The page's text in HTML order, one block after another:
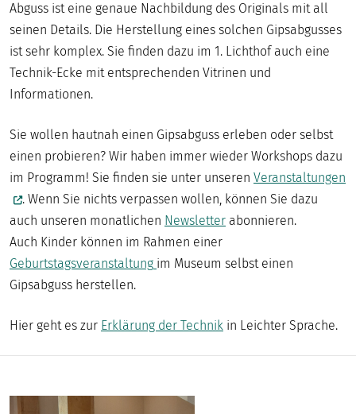
Main navigation
IHR
ANTIKE
FÜR
DIGITAL
MUSEUM
Abguss ist eine genaue Nachbildung des Originals mit all
seinen Details. Die Herstellung eines solchen Gipsabgusses
ist sehr komplex. Sie finden dazu im 1. Lichthof auch eine
Technik-Ecke mit entsprechenden Vitrinen und
Informationen.
Sie wollen hautnah einen Gipsabguss erleben oder selbst
einen probieren? Wir haben immer wieder Workshops dazu
im Programm! Sie finden sie unter unseren Veranstaltungen
. Wenn Sie nichts verpassen wollen, können Sie dazu
auch unseren monatlichen Newsletter abonnieren.
Auch Kinder können im Rahmen einer
Geburtstagsveranstaltung im Museum selbst einen
Gipsabguss herstellen.
Hier geht es zur Erklärung der Technik in Leichter Sprache.